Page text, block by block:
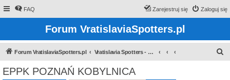
FAQ Zaloguj się
Zarejestruj się
Forum VratislaviaSpotters.pl
Forum VratislaviaSpotters.pl Vratislavia Spotters - Wroclawska grupa spotterska
EPPK POZNAŃ KOBYLNICA